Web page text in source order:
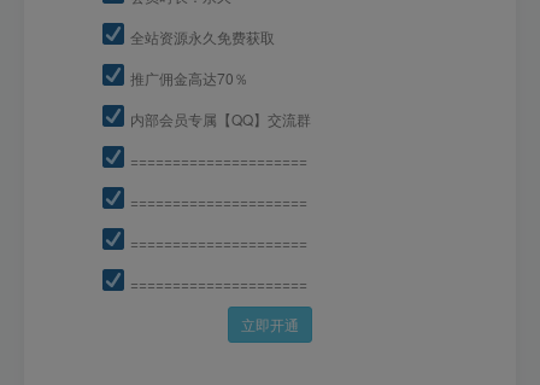
全站资源永久免费获取
推广佣金高达70％
内部会员专属【QQ】交流群
=====================
=====================
=====================
=====================
立即开通